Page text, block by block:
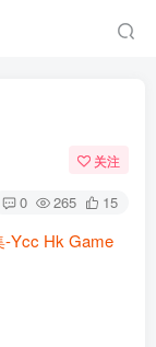
关注
0 265 15